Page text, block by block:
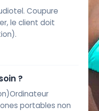
Coupure
le client doit
?
portables non